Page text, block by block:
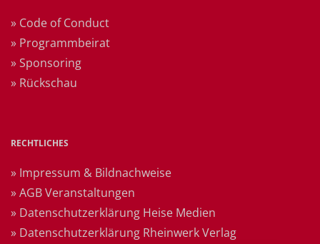
» Code of Conduct
» Programmbeirat
» Sponsoring
» Rückschau
RECHTLICHES
» Impressum & Bildnachweise
» AGB Veranstaltungen
» Datenschutzerklärung Heise Medien
» Datenschutzerklärung Rheinwerk Verlag